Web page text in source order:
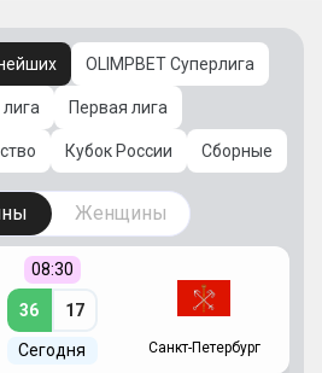
OLIMPBET Суперлига
Первая лига
Кубок России Сборные
Женщины
08:30
36 17
Сегодня Санкт-Петербург